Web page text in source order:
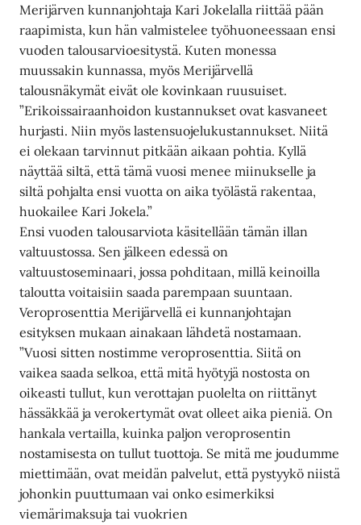
Merijärven kunnanjohtaja Kari Jokelalla riittää pään
raapimista, kun hän valmistelee työhuoneessaan ensi
vuoden talousarvioesitystä. Kuten monessa
muussakin kunnassa, myös Merijärvellä
talousnäkymät eivät ole kovinkaan ruusuiset.
”Erikoissairaanhoidon kustannukset ovat kasvaneet
hurjasti. Niin myös lastensuojelukustannukset. Niitä
ei olekaan tarvinnut pitkään aikaan pohtia. Kyllä
näyttää siltä, että tämä vuosi menee miinukselle ja
siltä pohjalta ensi vuotta on aika työlästä rakentaa,
huokailee Kari Jokela.”
Ensi vuoden talousarviota käsitellään tämän illan
valtuustossa. Sen jälkeen edessä on
valtuustoseminaari, jossa pohditaan, millä keinoilla
taloutta voitaisiin saada parempaan suuntaan.
Veroprosenttia Merijärvellä ei kunnanjohtajan
esityksen mukaan ainakaan lähdetä nostamaan.
”Vuosi sitten nostimme veroprosenttia. Siitä on
vaikea saada selkoa, että mitä hyötyjä nostosta on
oikeasti tullut, kun verottajan puolelta on riittänyt
hässäkkää ja verokertymät ovat olleet aika pieniä. On
hankala vertailla, kuinka paljon veroprosentin
nostamisesta on tullut tuottoja. Se mitä me joudumme
miettimään, ovat meidän palvelut, että pystyykö niistä
johonkin puuttumaan vai onko esimerkiksi
viemärimaksuja tai vuokrien